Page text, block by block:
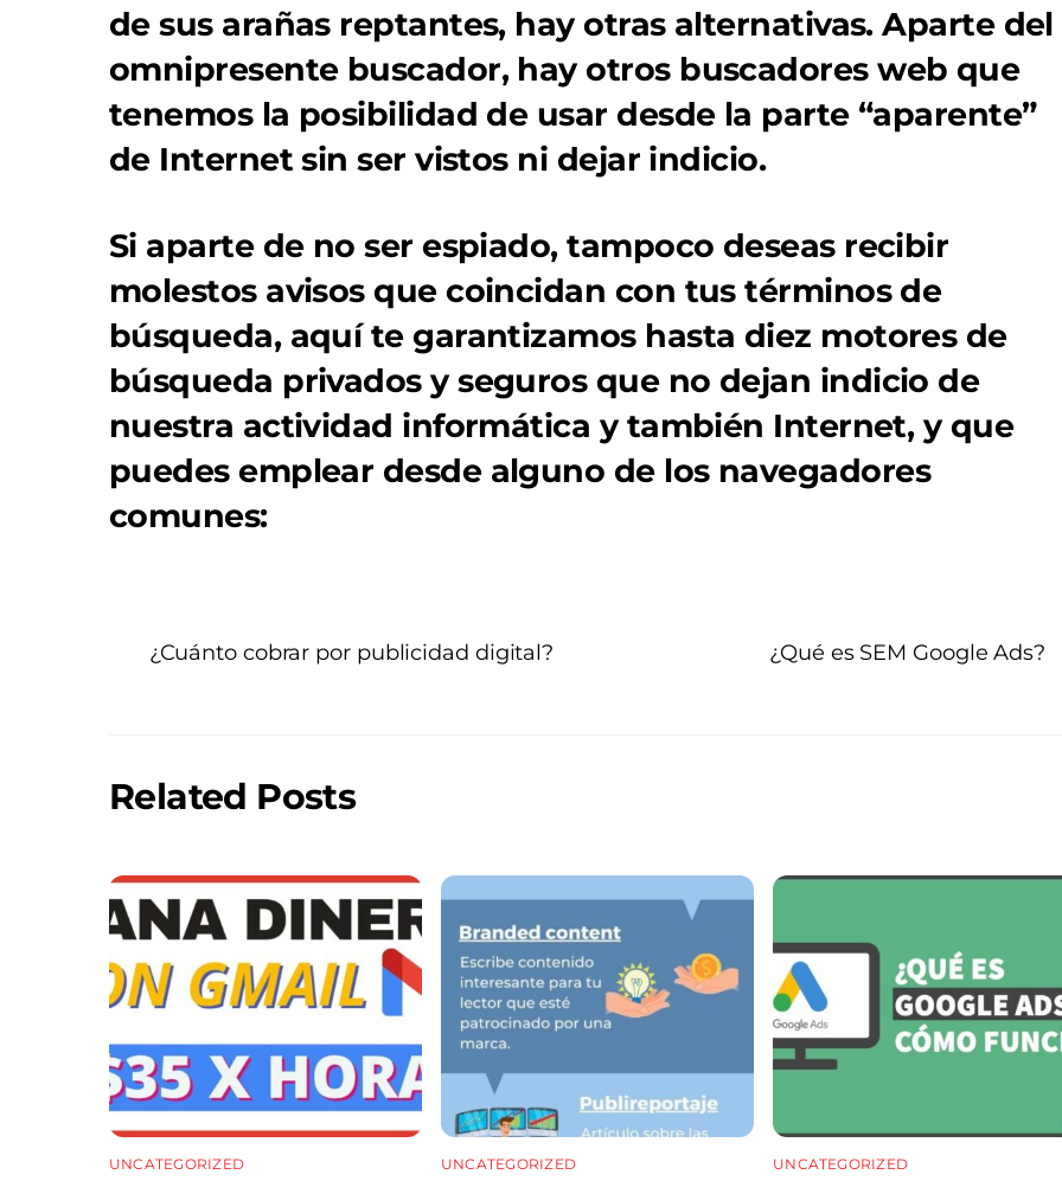
de sus arañas reptantes, hay otras alternativas. Aparte del
omnipresente buscador, hay otros buscadores web que
tenemos la posibilidad de usar desde la parte “aparente”
de Internet sin ser vistos ni dejar indicio.
Si aparte de no ser espiado, tampoco deseas recibir
molestos avisos que coincidan con tus términos de
búsqueda, aquí te garantizamos hasta diez motores de
búsqueda privados y seguros que no dejan indicio de
nuestra actividad informática y también Internet, y que
puedes emplear desde alguno de los navegadores
comunes:
¿Cuánto cobrar por publicidad digital? ¿Qué es SEM Google Ads?
Related Posts
UNCATEGORIZED UNCATEGORIZED UNCATEGORIZED